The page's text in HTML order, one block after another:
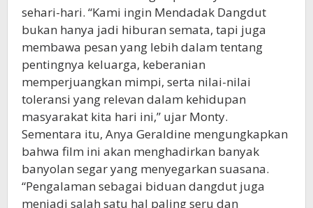
sehari-hari. “Kami ingin Mendadak Dangdut
bukan hanya jadi hiburan semata, tapi juga
membawa pesan yang lebih dalam tentang
pentingnya keluarga, keberanian
memperjuangkan mimpi, serta nilai-nilai
toleransi yang relevan dalam kehidupan
masyarakat kita hari ini,” ujar Monty.
Sementara itu, Anya Geraldine mengungkapkan
bahwa film ini akan menghadirkan banyak
banyolan segar yang menyegarkan suasana.
“Pengalaman sebagai biduan dangdut juga
menjadi salah satu hal paling seru dan